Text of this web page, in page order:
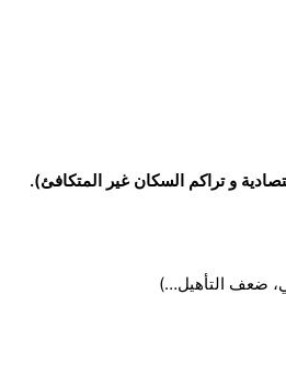
و تراكم السكان غير المتكافئ).
ضعف التأهيل…)